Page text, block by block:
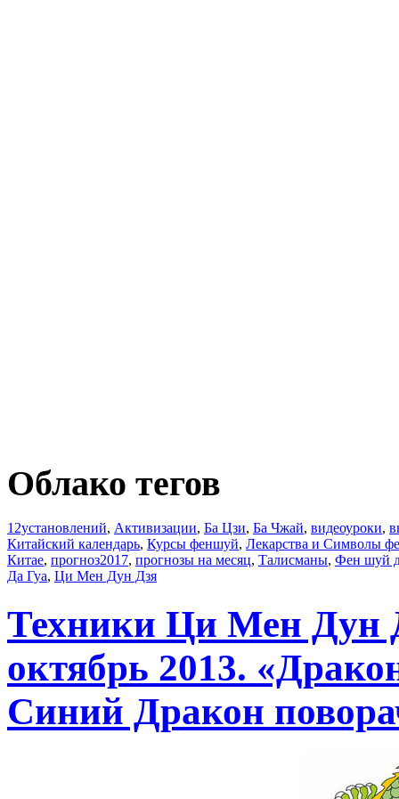
Облако тегов
12установлений, Активизации, Ба Цзи, Ба Чжай, видеоуроки,
Китайский календарь, Курсы феншуй, Лекарства и Символы
Китае, прогноз2017, прогнозы на месяц, Талисманы, Фен шуй
Да Гуа, Ци Мен Дун Дзя
Техники Ци Мен Дун
октябрь 2013.
Синий Дракон